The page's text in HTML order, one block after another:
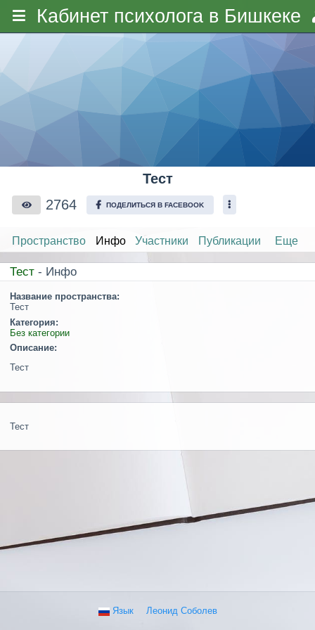
Кабинет психолога в Бишкеке
Тест
2764
ПОДЕЛИТЬСЯ В FACEBOOK
Пространство Инфо Участники Публикации Еще
Тест- Инфо
Название пространства:
Тест
Категория:
Без категории
Описание:
Тест
Тест
Язык Леонид Соболев